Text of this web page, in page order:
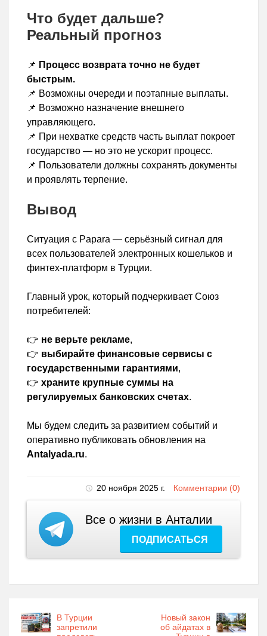
Что будет дальше?
Реальный прогноз
📌 Процесс возврата точно не будет
быстрым.
📌 Возможны очереди и поэтапные выплаты.
📌 Возможно назначение внешнего
управляющего.
📌 При нехватке средств часть выплат покроет
государство — но это не ускорит процесс.
📌 Пользователи должны сохранять документы
и проявлять терпение.
Вывод
Ситуация с Papara — серьёзный сигнал для
всех пользователей электронных кошельков и
финтех-платформ в Турции.
Главный урок, который подчеркивает Союз
потребителей:
👉 не верьте рекламе,
👉 выбирайте финансовые сервисы с
государственными гарантиями,
👉 храните крупные суммы на
регулируемых банковских счетах.
Мы будем следить за развитием событий и
оперативно публиковать обновления на
Antalyada.ru.
20 ноября 2025 г. Комментарии (0)
Все о жизни в Анталии
ПОДПИСАТЬСЯ
В Турции
запретили
Новый закон
об айдатах в